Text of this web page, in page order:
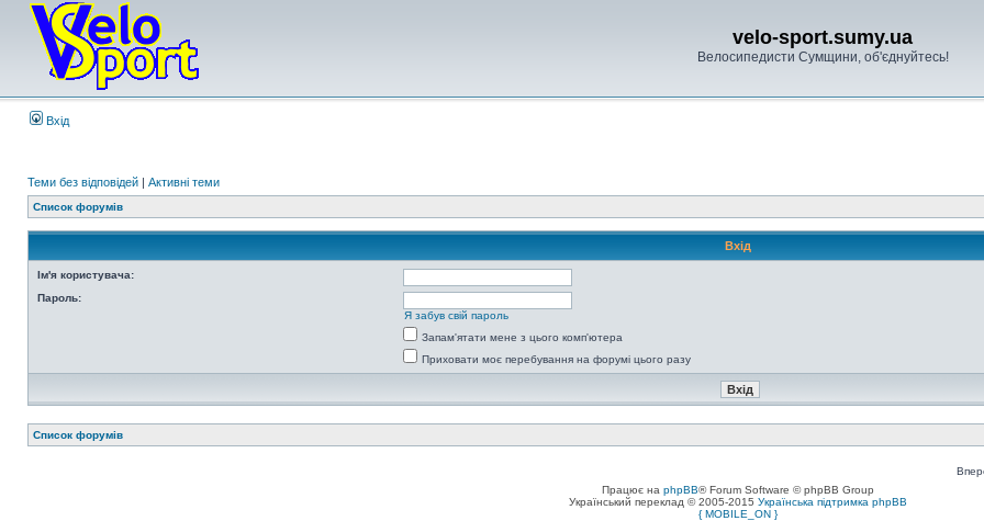
velo-sport.sumy.ua
Велосипедисти Сумщини, об'єднуйтесь!
Вхід
Теми без відповідей | Активні теми
Список форумів
Вхід
Ім'я користувача:
Пароль:
Я забув свій пароль
Запам'ятати мене з цього комп'ютера
Приховати моє перебування на форумі цього разу
Список форумів
Працює на phpBB® Forum Software © phpBB Group
Український переклад © 2005-2015 Українська підтримка phpBB
{ MOBILE_ON }